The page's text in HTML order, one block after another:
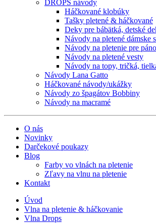
DROPS návody
Háčkované klobúky
Tašky pletené & háčkované
Deky pre bábätká, detské
Návody na pletené dámske
Návody na pletenie pre
Návody na pletené vesty
Návody na topy, tričká,
Návody Lana Gatto
Háčkované návody/ukážky
Návody zo špagátov Bobbiny
Návody na macramé
O nás
Novinky
Darčekové poukazy
Blog
Farby vo vlnách na pletenie
Zľavy na vlnu na pletenie
Kontakt
Úvod
Vlna na pletenie & háčkovanie
Vlna Drops